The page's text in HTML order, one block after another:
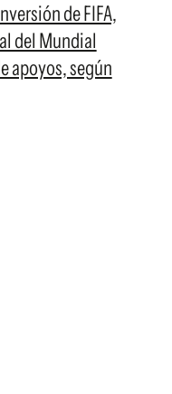
de FIFA,
del Mundial
apoyos, según